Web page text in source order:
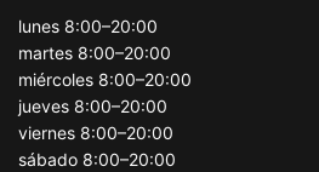
lunes 8:00–20:00
martes 8:00–20:00
miércoles 8:00–20:00
jueves 8:00–20:00
viernes 8:00–20:00
sábado 8:00–20:00